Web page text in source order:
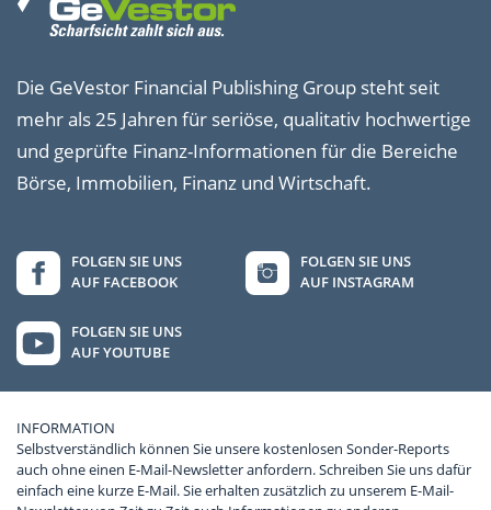
Die GeVestor Financial Publishing Group steht seit
mehr als 25 Jahren für seriöse, qualitativ hochwertige
und geprüfte Finanz-Informationen für die Bereiche
Börse, Immobilien, Finanz und Wirtschaft.
FOLGEN SIE UNS
AUF FACEBOOK
FOLGEN SIE UNS
AUF INSTAGRAM
FOLGEN SIE UNS
AUF YOUTUBE
INFORMATION
Selbstverständlich können Sie unsere kostenlosen Sonder-Reports
auch ohne einen E-Mail-Newsletter anfordern. Schreiben Sie uns dafür
einfach eine kurze E-Mail. Sie erhalten zusätzlich zu unserem E-Mail-